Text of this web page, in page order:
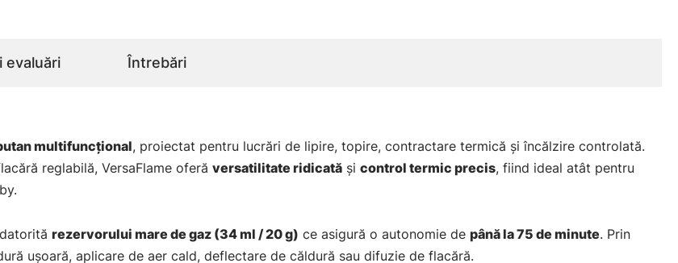
evaluări Întrebări
multifuncțional, proiectat pentru lucrări de lipire, topire, contractare termică și încălzire controlată.
reglabilă, VersaFlame oferă versatilitate ridicată și control termic precis, fiind ideal atât pentru
rezervorului mare de gaz (34 ml / 20 g) ce asigură o autonomie de până la 75 de minute. Prin
ușoară, aplicare de aer cald, deflectare de căldură sau difuzie de flacără.